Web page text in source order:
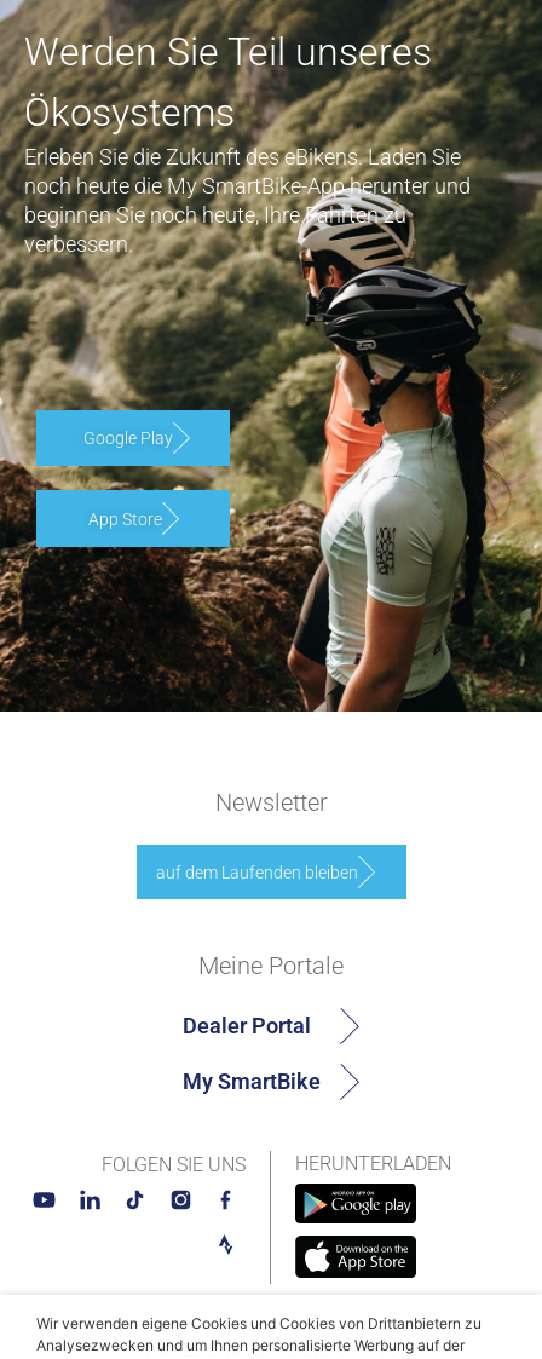
Werden Sie Teil unseres
Ökosystems
Erleben Sie die Zukunft des eBikens. Laden Sie
noch heute die My SmartBike-App herunter und
beginnen Sie noch heute, Ihre Fahrten zu
verbessern.
Google Play
App Store
Newsletter
auf dem Laufenden bleiben
HERUNTERLADEN
Meine Portale
Dealer Portal
My SmartBike
FOLGEN SIE UNS
© MAHLE SmartBike Systems 2026
Wir verwenden eigene Cookies und Cookies von Drittanbietern zu
Analysezwecken und um Ihnen personalisierte Werbung auf der